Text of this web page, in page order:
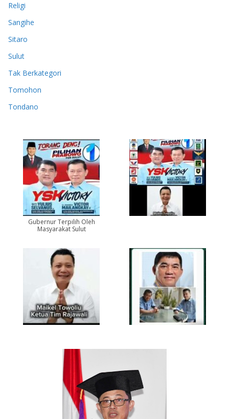
Religi
Sangihe
Sitaro
Sulut
Tak Berkategori
Tomohon
Tondano
Gubernur Terpilih Oleh
Masyarakat Sulut